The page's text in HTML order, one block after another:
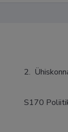
2.
S170